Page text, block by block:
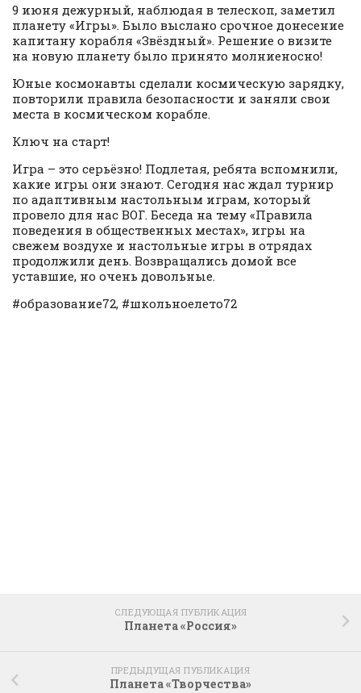
9 июня дежурный, наблюдая в телескоп, заметил
планету «Игры». Было выслано срочное донесение
капитану корабля «Звёздный». Решение о визите
на новую планету было принято молниеносно!
Юные космонавты сделали космическую зарядку,
повторили правила безопасности и заняли свои
места в космическом корабле.
Ключ на старт!
Игра – это серьёзно! Подлетая, ребята вспомнили,
какие игры они знают. Сегодня нас ждал турнир
по адаптивным настольным играм, который
провело для нас ВОГ. Беседа на тему «Правила
поведения в общественных местах», игры на
свежем воздухе и настольные игры в отрядах
продолжили день. Возвращались домой все
уставшие, но очень довольные.
#образование72, #школьноелето72
СЛЕДУЮЩАЯ ПУБЛИКАЦИЯ
Планета «Россия»
ПРЕДЫДУЩАЯ ПУБЛИКАЦИЯ
Планета «Творчества»